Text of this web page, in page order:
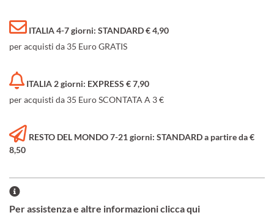
ITALIA 4-7 giorni: STANDARD € 4,90
per acquisti da 35 Euro GRATIS
ITALIA 2 giorni: EXPRESS € 7,90
per acquisti da 35 Euro SCONTATA A 3 €
RESTO DEL MONDO 7-21 giorni: STANDARD a partire da €
8,50
Per assistenza e altre informazioni clicca qui